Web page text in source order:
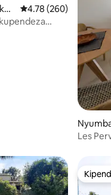
156
Ukadiriaji wa wastani
4.78 (260)
gues
Les